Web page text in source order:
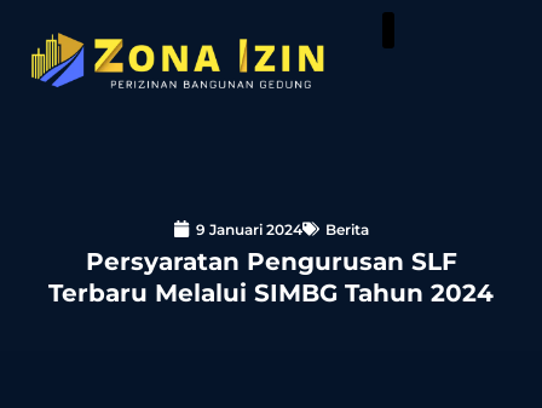
9 Januari 2024 Berita
Persyaratan Pengurusan SLF
Terbaru Melalui SIMBG Tahun 2024